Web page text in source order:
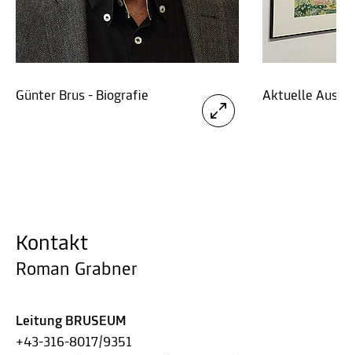
Günter Brus - Biografie Aktuelle
Kontakt
Roman Grabner
Leitung BRUSEUM
+43-316-8017/9351